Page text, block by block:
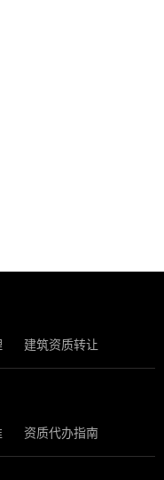
建筑资质转让
资质代办指南